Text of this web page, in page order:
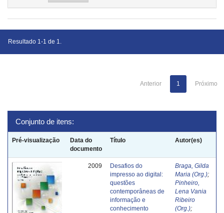
Resultado 1-1 de 1.
Anterior 1 Próximo
Conjunto de itens:
Pré-visualização
Data do
documento
Título Autor(es)
2009
Desafios do
impresso ao digital:
questões
contemporâneas de
informação e
conhecimento
Braga, Gilda
Maria (Org.);
Pinheiro,
Lena Vania
Ribeiro
(Org.);